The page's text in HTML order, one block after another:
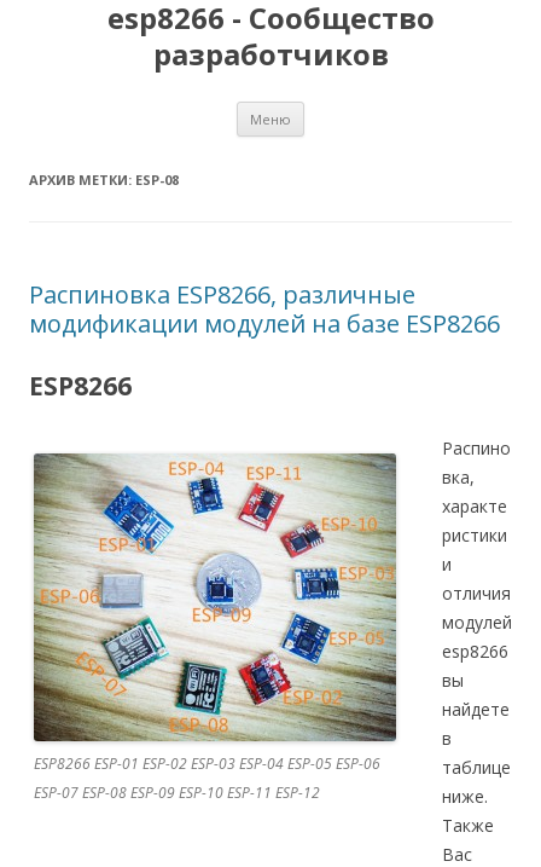
esp8266 - Сообщество
разработчиков
Меню
АРХИВ МЕТКИ: ESP-08
Распиновка ESP8266, различные
модификации модулей на базе ESP8266
ESP8266
ESP8266 ESP-01 ESP-02 ESP-03 ESP-04 ESP-05 ESP-06
ESP-07 ESP-08 ESP-09 ESP-10 ESP-11 ESP-12
Распино
вка,
характе
ристики
и
отличия
модулей
esp8266
вы
найдете
в
таблице
ниже.
Также
Вас